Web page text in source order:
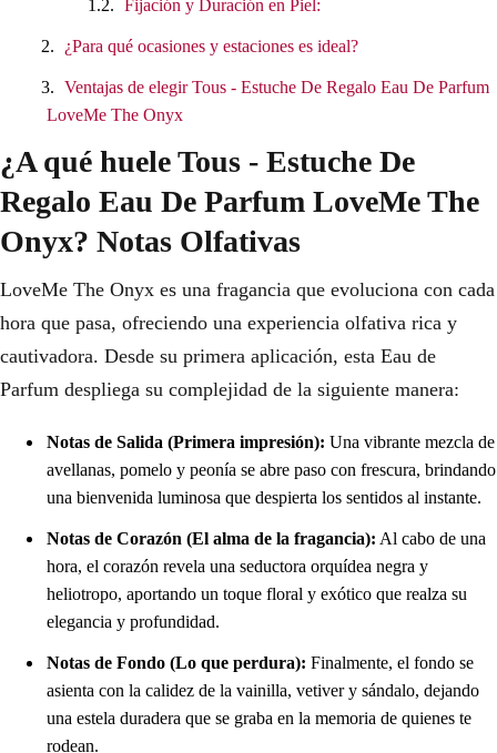
Fijación y Duración en Piel:
¿Para qué ocasiones y estaciones es ideal?
Ventajas de elegir Tous - Estuche De Regalo Eau De Parfum
LoveMe The Onyx
¿A qué huele Tous - Estuche De
Regalo Eau De Parfum LoveMe The
Onyx? Notas Olfativas
LoveMe The Onyx es una fragancia que evoluciona con cada
hora que pasa, ofreciendo una experiencia olfativa rica y
cautivadora. Desde su primera aplicación, esta Eau de
Parfum despliega su complejidad de la siguiente manera:
Notas de Salida (Primera impresión): Una vibrante mezcla de
avellanas, pomelo y peonía se abre paso con frescura, brindando
una bienvenida luminosa que despierta los sentidos al instante.
Notas de Corazón (El alma de la fragancia): Al cabo de una
hora, el corazón revela una seductora orquídea negra y
heliotropo, aportando un toque floral y exótico que realza su
elegancia y profundidad.
Notas de Fondo (Lo que perdura): Finalmente, el fondo se
asienta con la calidez de la vainilla, vetiver y sándalo, dejando
una estela duradera que se graba en la memoria de quienes te
rodean.